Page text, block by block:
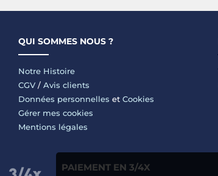
QUI SOMMES NOUS ?
Notre Histoire
CGV / Avis clients
Données personnelles et Cookies
Gérer mes cookies
Mentions légales
PAIEMENT EN 3/4X